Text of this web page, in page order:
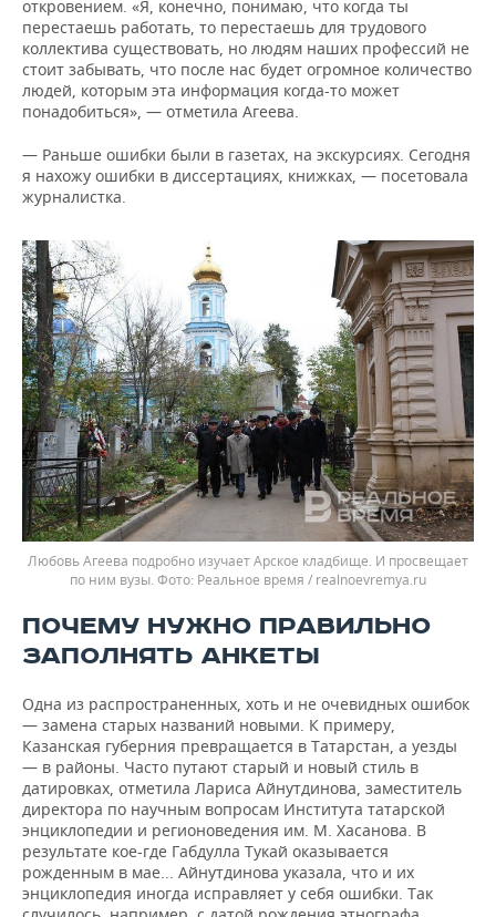
откровением. «Я, конечно, понимаю, что когда ты
перестаешь работать, то перестаешь для трудового
коллектива существовать, но людям наших профессий не
стоит забывать, что после нас будет огромное количество
людей, которым эта информация когда-то может
понадобиться», — отметила Агеева.
— Раньше ошибки были в газетах, на экскурсиях. Сегодня
я нахожу ошибки в диссертациях, книжках, — посетовала
журналистка.
Любовь Агеева подробно изучает Арское кладбище. И просвещает
по ним вузы.
Реальное время / realnoevremya.ru
ПОЧЕМУ НУЖНО ПРАВИЛЬНО
ЗАПОЛНЯТЬ АНКЕТЫ
Одна из распространенных, хоть и не очевидных ошибок
— замена старых названий новыми. К примеру,
Казанская губерния превращается в Татарстан, а уезды
— в районы. Часто путают старый и новый стиль в
датировках, отметила Лариса Айнутдинова, заместитель
директора по научным вопросам Института татарской
энциклопедии и регионоведения им. М. Хасанова. В
результате кое-где Габдулла Тукай оказывается
рожденным в мае... Айнутдинова указала, что и их
энциклопедия иногда исправляет у себя ошибки. Так